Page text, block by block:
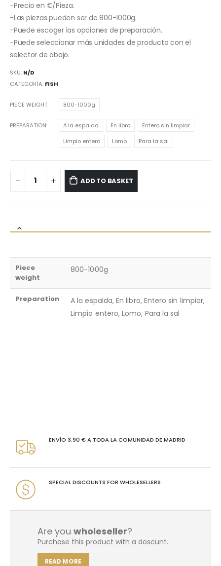
-Precio en €/Pieza.
-Las piezas pueden ser de 800-1000g.
-Puede escoger las opciones de preparación.
-Puede seleccionar más unidades de producto con el
selector de abajo.
SKU: N/D
CATEGORÍA: FISH
PIECE WEIGHT 800-1000g
PREPARATION A la espalda En libro
Entero sin limpiar
Limpio entero
Lomo Para la sal
ADD TO BASKET
Piece
weight
800-1000g
Preparation
A la espalda, En libro, Entero sin limpiar,
Limpio entero, Lomo, Para la sal
ENVÍO 3.90 € A TODA LA COMUNIDAD DE MADRID
SPECIAL DISCOUNTS FOR WHOLESELLERS
Are you wholeseller?
Purchase this product with a doscunt.
READ MORE